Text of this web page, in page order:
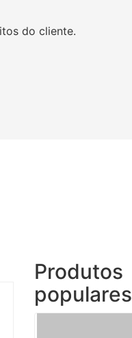
do cliente.
Produtos
populares